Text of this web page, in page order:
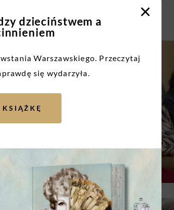
×
dzieciństwem a
Warszawskiego. Przeczytaj
się wydarzyła.
KSIĄŻKĘ